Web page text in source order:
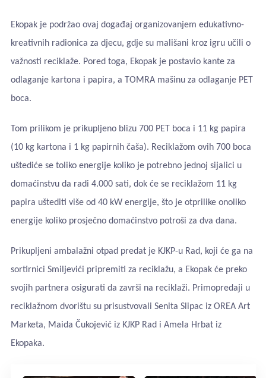
Ekopak je podržao ovaj događaj organizovanjem edukativno-
kreativnih radionica za djecu, gdje su mališani kroz igru učili o
važnosti reciklaže. Pored toga, Ekopak je postavio kante za
odlaganje kartona i papira, a TOMRA mašinu za odlaganje PET
boca.
Tom prilikom je prikupljeno blizu 700 PET boca i 11 kg papira
(10 kg kartona i 1 kg papirnih čaša). Reciklažom ovih 700 boca
uštediće se toliko energije koliko je potrebno jednoj sijalici u
domaćinstvu da radi 4.000 sati, dok će se reciklažom 11 kg
papira uštediti više od 40 kW energije, što je otprilike onoliko
energije koliko prosječno domaćinstvo potroši za dva dana.
Prikupljeni ambalažni otpad predat je KJKP-u Rad, koji će ga na
sortirnici Smiljevići pripremiti za reciklažu, a Ekopak će preko
svojih partnera osigurati da završi na reciklaži. Primopredaji u
reciklažnom dvorištu su prisustvovali Senita Slipac iz OREA Art
Marketa, Maida Čukojević iz KJKP Rad i Amela Hrbat iz
Ekopaka.